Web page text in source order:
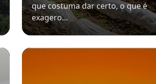
que costuma dar certo, o que é
exagero…